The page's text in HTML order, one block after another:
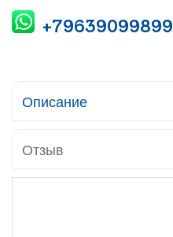
+79639099899
Описание
Отзыв